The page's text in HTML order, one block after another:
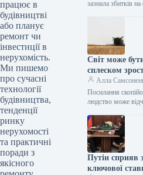
працює в
будівництві
або планує
ремонт чи
інвестиції в
нерухомість.
Ми пишемо
про сучасні
технології
будівництва,
тенденції
ринку
нерухомості
та практичні
поради з
якісного
зазнала збитків
Світ може
сплеском
продукти
Алла
Посилання
людство може
наступного року
подорожчання
Путін сприяв
ключової